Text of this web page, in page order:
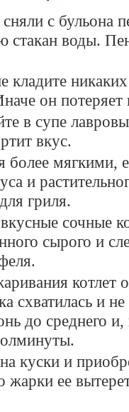
с бульона
стакан воды.
кладите
он потеряет
в супе
вкус.
более мягкими,
и
гриля.
сочные
сырого и
котлет
схватилась и
до среднего
куски и
жарки ее